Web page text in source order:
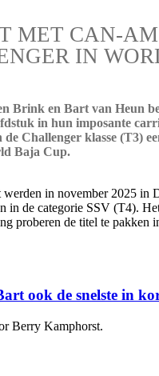
MET CAN-AM
IN
Brink en Bart van Heun
in hun imposante
Challenger klasse (T3)
Baja Cup.
in november 2025 in
in de categorie SSV (T4).
proberen de titel te pakken
ook de snelste in
Berry Kamphorst.